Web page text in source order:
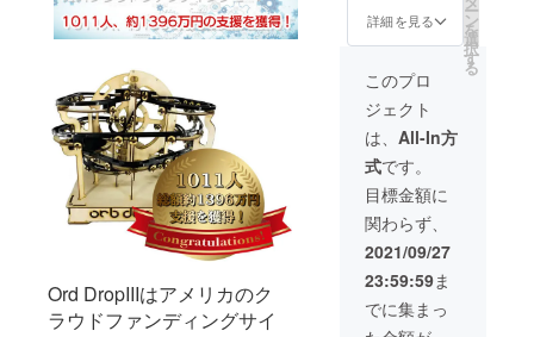
Ord DropIIIはアメリカのク
ラウドファンディングサイ
限定
36%OF
F!!!】
↓↓↓
【超早
割】
￥9,480
(税込)
DropIII
× 1個
［一般
販売価
格
￥14,98
0の
33％OF
F］
★【早
割】
￥9,980
(税込) --
-----------
--- 一般
販売予
定価格
詳細を見る ー
ン
を
選
択
す
る
このプロ
ジェクト
は、 All-In方
式です。
目標金額に
関わらず、
2021/09/27
23:59:59ま
でに集まっ